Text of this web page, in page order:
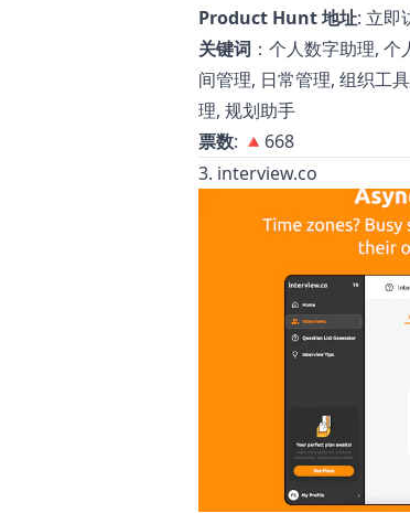
Product Hunt 地址: 立即
关键词 ：个人数字助理,
间管理, 日常管理, 组织工
理, 规划助手
票数: 🔺668
3. interview.co